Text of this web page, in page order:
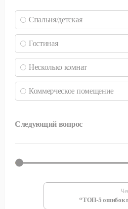
Спальня/детская
Гостиная
Несколько комнат
Коммерческое помещение
Следующий вопрос
“ТОП-5 ошибок